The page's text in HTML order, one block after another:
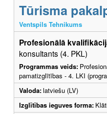
Tūrisma
Ventspils Tehnikums
Profesionālā
konsultants (4. PKL)
Programmas veids:
pamatizglītības - 4. LKI
Valoda:latviešu (LV)
Izglītības ieguves forma: